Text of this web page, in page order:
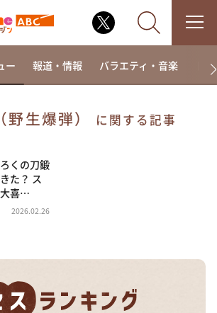
すけど・・・
ークバラエティ！～ やすとものいたっ
Z塚田×福井アナ「なんでやねん！？」
り）
ー 報道・情報 バラエティ・音楽 ド
野生爆弾） に関する記事
くの刀鍛
た？ ス
大喜…
2026.02.26